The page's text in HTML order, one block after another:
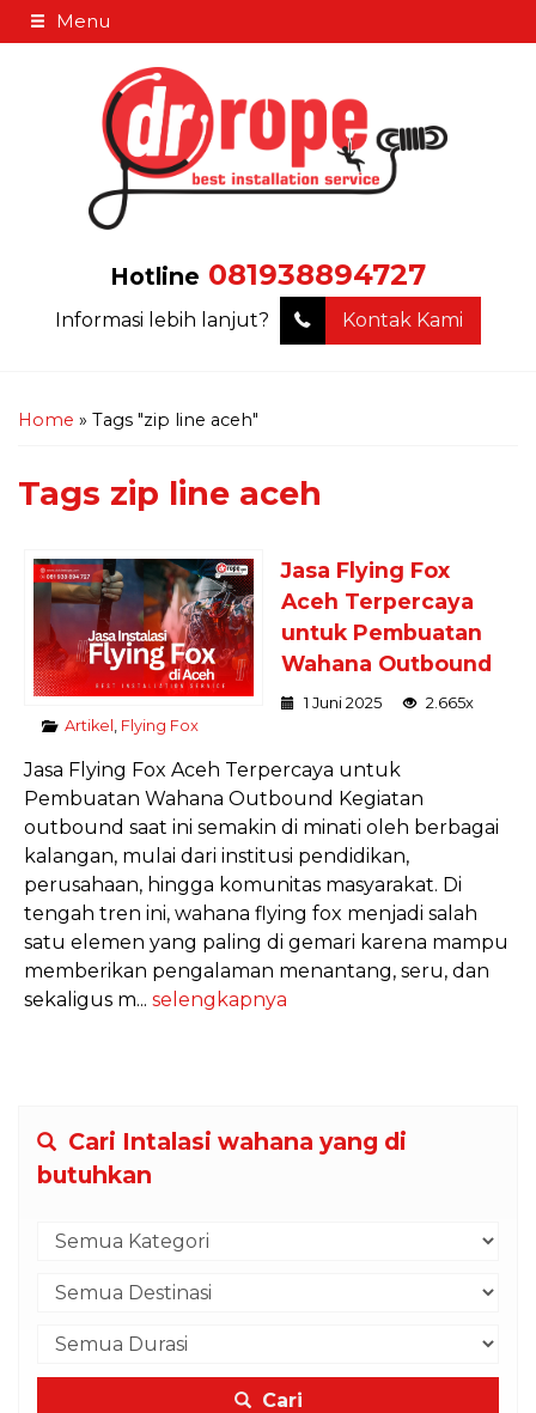
Menu
Hotline 081938894727
Informasi lebih lanjut? Kontak Kami
Home » Tags "zip line aceh"
Tags zip line aceh
Jasa Flying Fox
Aceh Terpercaya
untuk Pembuatan
Wahana Outbound
1 Juni 2025
2.665x
Artikel
Flying Fox
Jasa Flying Fox Aceh Terpercaya untuk
Pembuatan Wahana Outbound Kegiatan
outbound saat ini semakin di minati oleh berbagai
kalangan, mulai dari institusi pendidikan,
perusahaan, hingga komunitas masyarakat. Di
tengah tren ini, wahana flying fox menjadi salah
satu elemen yang paling di gemari karena mampu
memberikan pengalaman menantang, seru, dan
sekaligus m... selengkapnya
Cari Intalasi wahana yang di
butuhkan
Cari